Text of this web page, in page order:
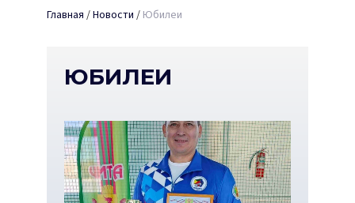
Главная /Новости / Юбилеи
ЮБИЛЕИ